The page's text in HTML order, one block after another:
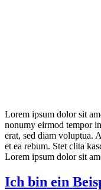
Lorem ipsum dolor sit
nonumy eirmod tempor
erat, sed diam voluptua.
et ea rebum. Stet clita
Lorem ipsum dolor sit
Ich bin ein